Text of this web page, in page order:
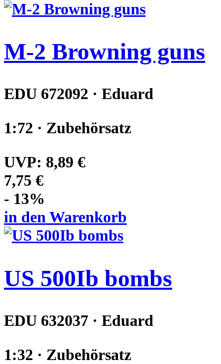
M-2 Browning guns
EDU 672092 · Eduard
1:72 · Zubehörsatz
UVP: 8,89 €
7,75 €
- 13%
in den Warenkorb
US 500Ib bombs
EDU 632037 · Eduard
1:32 · Zubehörsatz